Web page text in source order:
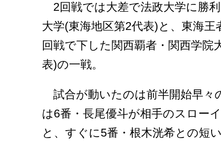
2回戦では大差で法政大学に勝
大学(東海地区第2代表)と、東海王
回戦で下した関西覇者・関西学院
表)の一戦。
試合が動いたのは前半開始早々
は6番・長尾優斗が相手のスロー
と、すぐに5番・根木洸希との短